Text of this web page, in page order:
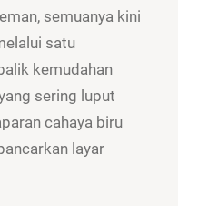
semuanya kini
satu
kemudahan
sering luput
cahaya biru
layar